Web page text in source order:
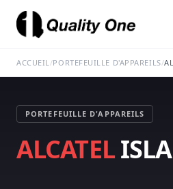
ACCUEIL/PORTEFEUILLE D'APPAREILS/
PORTEFEUILLE D'APPAREILS
ALCATEL